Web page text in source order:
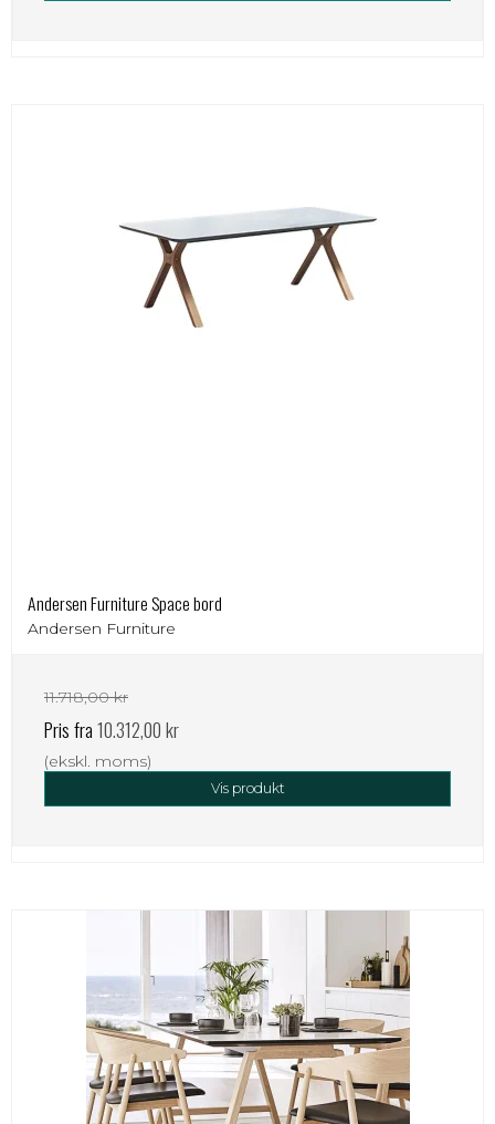
Andersen Furniture Space bord
Andersen Furniture
11.718,00 kr
Pris fra10.312,00 kr
(ekskl. moms)
Vis produkt